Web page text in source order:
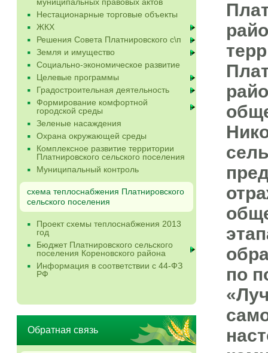
Нестационарные торговые объекты
ЖКХ
Решения Совета Платнировского с\п
Земля и имущество
Социально-экономическое развитие
Целевые программы
Градостроительная деятельность
Формирование комфортной
городской среды
Зеленые насаждения
Охрана окружающей среды
Комплексное развитие территории
Платнировского сельского поселения
Муниципальный контроль
схема теплоснабжения Платнировского
сельского поселения
Проект схемы теплоснабжения 2013
год
Бюджет Платнировского сельского
поселения Кореновского района
Информация в соответствии с 44-ФЗ
РФ
Обратная связь
по